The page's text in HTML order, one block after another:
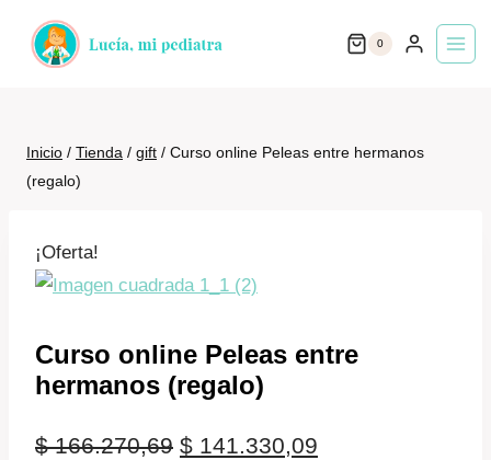
0
Inicio / Tienda / gift / Curso online Peleas entre hermanos
(regalo)
¡Oferta!
Curso online Peleas entre
hermanos (regalo)
$166.270,69 El
$ 141.330,09